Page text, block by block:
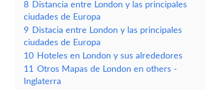
8 Distancia entre London y las principales
ciudades de Europa
9 Distacia entre London y las principales
ciudades de Europa
10 Hoteles en London y sus alrededores
11 Otros Mapas de London en others -
Inglaterra